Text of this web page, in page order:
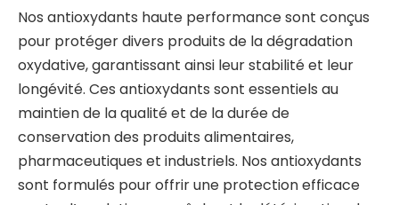
Nos antioxydants haute performance sont conçus
pour protéger divers produits de la dégradation
oxydative, garantissant ainsi leur stabilité et leur
longévité. Ces antioxydants sont essentiels au
maintien de la qualité et de la durée de
conservation des produits alimentaires,
pharmaceutiques et industriels. Nos antioxydants
sont formulés pour offrir une protection efficace